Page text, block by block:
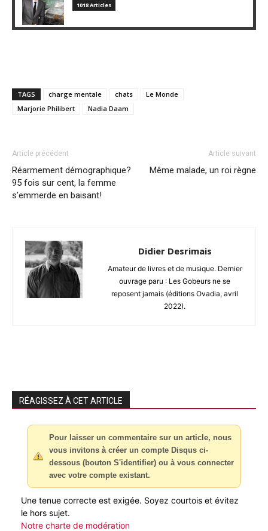
1018 Articles
TAGS charge mentale chats
Le Monde
Marjorie Philibert
Nadia Daam
Article précédent
Réarmement démographique?
95 fois sur cent, la femme
s’emmerde en baisant!
Article suivant
Même malade, un roi règne
Didier Desrimais
Amateur de livres et de musique. Dernier
ouvrage paru : Les Gobeurs ne se
reposent jamais (éditions Ovadia, avril
2022).
RÉAGISSEZ À CET ARTICLE
Pour laisser un commentaire sur un article, nous
vous invitons à créer un compte Disqus ci-
dessous (bouton S'identifier) ou à vous connecter
avec votre compte existant.
Une tenue correcte est exigée. Soyez courtois et évitez
le hors sujet.
Notre charte de modération